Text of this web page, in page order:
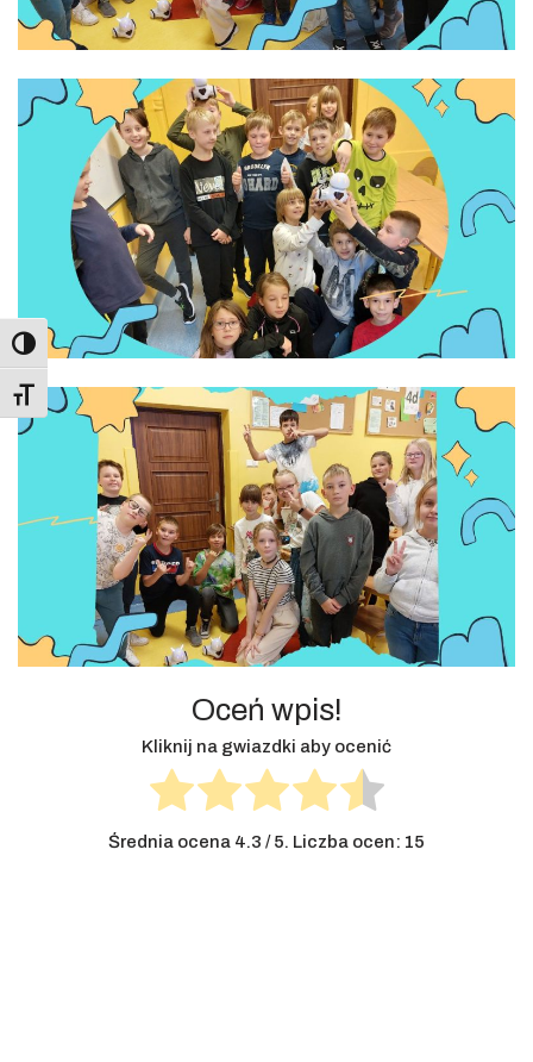
Toggle High Contrast
Toggle Font size
Oceń wpis!
Kliknij na gwiazdki aby ocenić
Średnia ocena 4.3 / 5. Liczba ocen: 15